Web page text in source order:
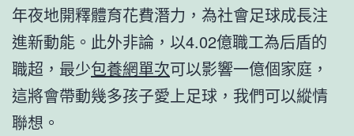
年夜地開釋體育花費潛力，為社會足球成長注
進新動能。此外非論，以4.02億職工為后盾的
職超，最少包養網單次可以影響一億個家庭，
這將會帶動幾多孩子愛上足球，我們可以縱情
聯想。